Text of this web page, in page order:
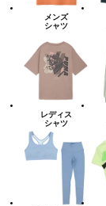
メンズ
シャツ
レディス
シャツ